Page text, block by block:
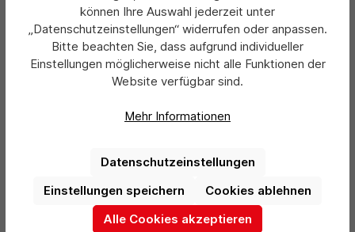
Vollgummi-Bereifung
Preis pro Stück:
50,74 €*
Preise exkl. MwSt. zzgl. Versandkosten
können Ihre Auswahl jederzeit unter
„Datenschutzeinstellungen“ widerrufen oder anpassen.
Bitte beachten Sie, dass aufgrund individueller
Einstellungen möglicherweise nicht alle Funktionen der
Website verfügbar sind.
Mehr Informationen
Datenschutzeinstellungen
Cookies ablehnen
Einstellungen speichern
Alle Cookies akzeptieren